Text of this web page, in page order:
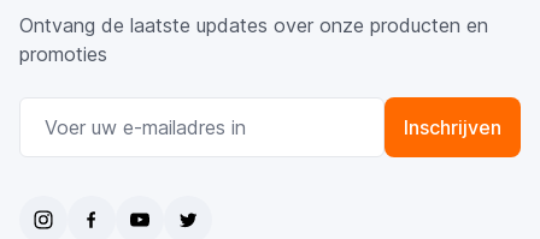
Ontvang de laatste updates over onze producten en
promoties
Inschrijven